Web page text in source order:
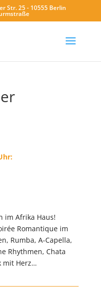
Str. 25 - 10555 Berlin
im Afrika Haus!
Romantique im
Rumba, A-Capella,
Rhythmen, Chata
mit Herz…